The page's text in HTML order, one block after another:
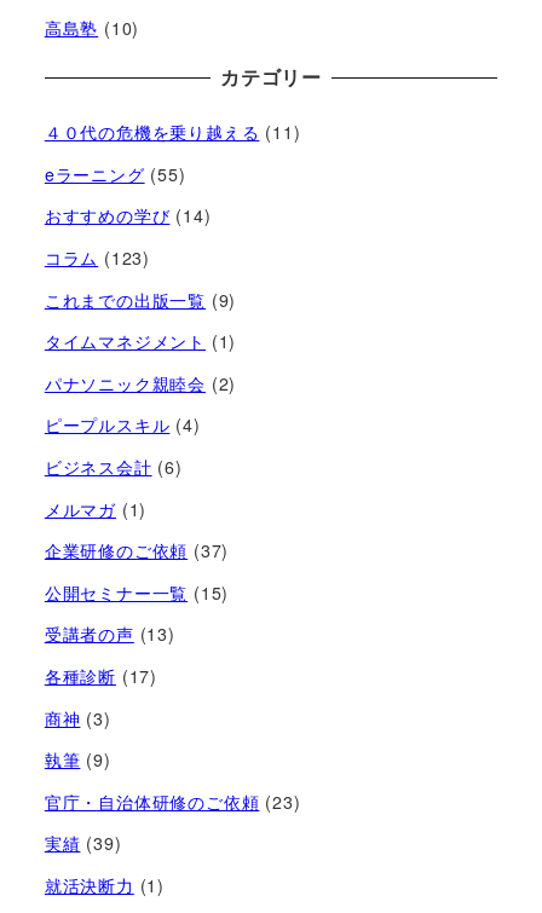
高島塾 (10)
カテゴリー
４０代の危機を乗り越える (11)
eラーニング (55)
おすすめの学び (14)
コラム (123)
これまでの出版一覧 (9)
タイムマネジメント (1)
パナソニック親睦会 (2)
ピープルスキル (4)
ビジネス会計 (6)
メルマガ (1)
企業研修のご依頼 (37)
公開セミナー一覧 (15)
受講者の声 (13)
各種診断 (17)
商神 (3)
執筆 (9)
官庁・自治体研修のご依頼 (23)
実績 (39)
就活決断力 (1)